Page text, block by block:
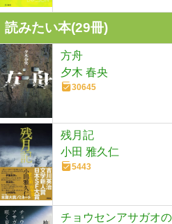
読みたい本(29冊)
方舟
夕木 春央
30645
残月記
小田 雅久仁
5443
チョウセンアサガオ